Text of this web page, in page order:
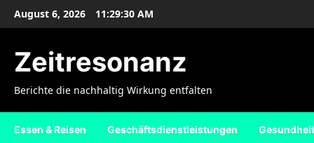
SkipAugust 6, 2026 11:29:31 AM
Zeitresonanz
Berichte die nachhaltig Wirkung entfalten
Essen & Reisen Geschäftsdienstleistungen Gesundheit